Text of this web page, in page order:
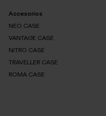
PIONEER
Accesorios
NEO CASE
NEO
VANTAGE CASE
VANTAGE
NITRO CASE
NITRO
TRAVELLER CASE
ROMA CASE